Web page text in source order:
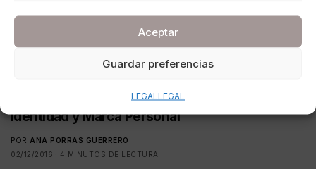
Aceptar
Guardar preferencias
LEGAL LEGAL
Identidad y Marca Personal
POR ANA PORRAS GUERRERO
02/12/2016
4 MINUTOS DE LECTURA